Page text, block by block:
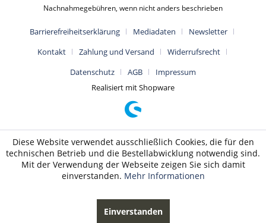
Nachnahmegebühren, wenn nicht anders beschrieben
Barrierefreiheitserklärung Mediadaten
Newsletter
Kontakt
Zahlung und Versand
Widerrufsrecht
Datenschutz
AGB
Impressum
Realisiert mit Shopware
Diese Website verwendet ausschließlich Cookies, die für den
technischen Betrieb und die Bestellabwicklung notwendig sind.
Mit der Verwendung der Webseite zeigen Sie sich damit
einverstanden. Mehr Informationen
Einverstanden